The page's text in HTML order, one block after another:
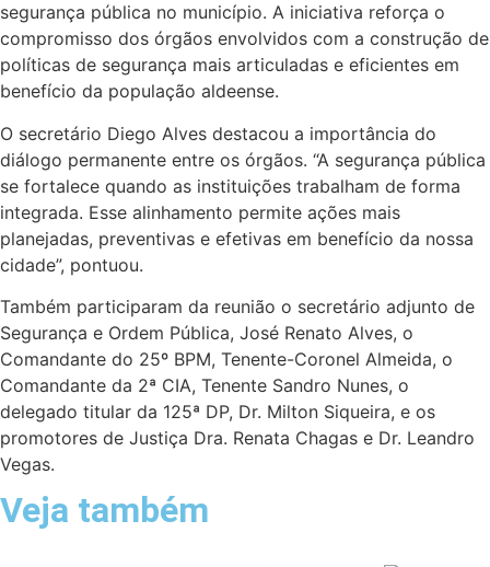
segurança pública no município. A iniciativa reforça o
compromisso dos órgãos envolvidos com a construção de
políticas de segurança mais articuladas e eficientes em
benefício da população aldeense.
O secretário Diego Alves destacou a importância do
diálogo permanente entre os órgãos. “A segurança pública
se fortalece quando as instituições trabalham de forma
integrada. Esse alinhamento permite ações mais
planejadas, preventivas e efetivas em benefício da nossa
cidade”, pontuou.
Também participaram da reunião o secretário adjunto de
Segurança e Ordem Pública, José Renato Alves, o
Comandante do 25º BPM, Tenente-Coronel Almeida, o
Comandante da 2ª CIA, Tenente Sandro Nunes, o
delegado titular da 125ª DP, Dr. Milton Siqueira, e os
promotores de Justiça Dra. Renata Chagas e Dr. Leandro
Vegas.
Veja também